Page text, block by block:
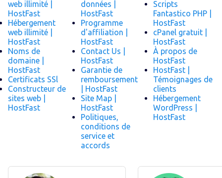
web illimité |
HostFast
Hébergement
web illimité |
HostFast
Noms de
domaine |
HostFast
Certificats SSl
Constructeur de
sites web |
HostFast
données |
HostFast
Programme
d'affiliation |
HostFast
Contact Us |
HostFast
Garantie de
remboursement
| HostFast
Site Map |
HostFast
Politiques,
conditions de
service et
accords
Scripts
Fantastico PHP |
HostFast
cPanel gratuit |
HostFast
À propos de
HostFast
HostFast |
Témoignages de
clients
Hébergement
WordPress |
HostFast